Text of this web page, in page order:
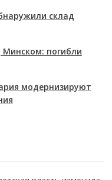
склад
погибли
модернизируют